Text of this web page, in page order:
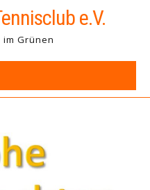
e.V.
Grünen